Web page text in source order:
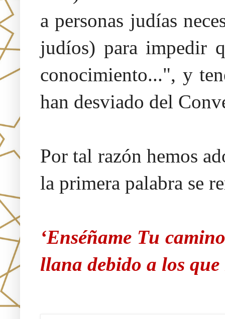
a personas judías
judíos) para impedir
conocimiento...", y
han desviado del
Por tal razón hemos
la primera palabra se
‘Enséñame Tu
llana debido a los que